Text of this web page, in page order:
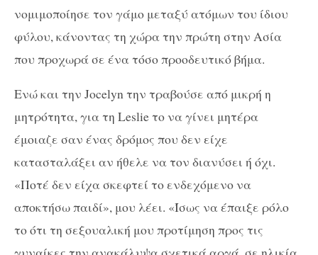
νομιμοποίησε τον γάμο μεταξύ ατόμων του ίδιου
φύλου, κάνοντας τη χώρα την πρώτη στην Ασία
που προχωρά σε ένα τόσο προοδευτικό βήμα.
Ενώ και την Jocelyn την τραβούσε από μικρή η
μητρότητα, για τη Leslie το να γίνει μητέρα
έμοιαζε σαν ένας δρόμος που δεν είχε
κατασταλάξει αν ήθελε να τον διανύσει ή όχι.
«Ποτέ δεν είχα σκεφτεί το ενδεχόμενο να
αποκτήσω παιδί», μου λέει. «Ίσως να έπαιξε ρόλο
το ότι τη σεξουαλική μου προτίμηση προς τις